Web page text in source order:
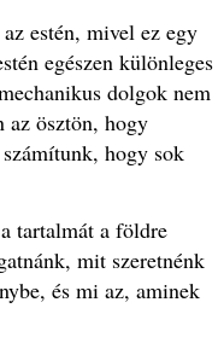
estén, mivel ez egy
egészen különleges
dolgok nem
az ösztön, hogy
hogy sok
tartalmát a földre
mit szeretnénk
és mi az, aminek